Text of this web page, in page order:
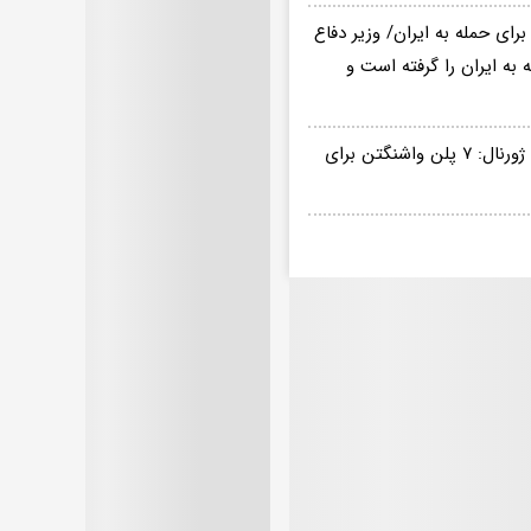
حمله به ایران/ وزیر دفاع
ایران را گرفته است و
ماجرای جلسه محرمانه ترامپ درباره جنگ با ایران/ مقاله جنجالی وال استریت ژورنال: ۷ پلن واشنگتن برای